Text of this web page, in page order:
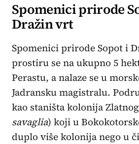
Spomenici prirode
Dražin vrt
Spomenici prirode Sopot i
prostiru se na ukupno 5
Perastu, a nalaze se u
Jadransku magistralu.
kao staništa kolonija
savaglia) koji u
duplo više kolonija nego u